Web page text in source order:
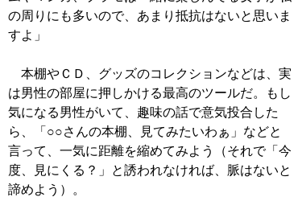
の周りにも多いので、あまり抵抗はないと思いま
すよ」
本棚やＣＤ、グッズのコレクションなどは、実
は男性の部屋に押しかける最高のツールだ。もし
気になる男性がいて、趣味の話で意気投合した
ら、「○○さんの本棚、見てみたいわぁ」などと
言って、一気に距離を縮めてみよう（それで「今
度、見にくる？」と誘われなければ、脈はないと
諦めよう）。